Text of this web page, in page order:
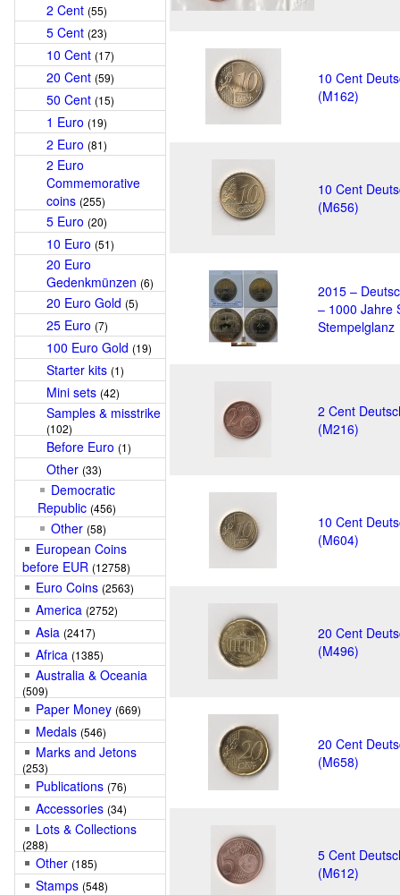
2 Cent (55)
5 Cent (23)
10 Cent (17)
20 Cent (59)
50 Cent (15)
1 Euro (19)
2 Euro (81)
2 Euro
Commemorative
coins (255)
5 Euro (20)
10 Euro (51)
20 Euro
Gedenkmünzen (6)
20 Euro Gold (5)
25 Euro (7)
100 Euro Gold (19)
Starter kits (1)
Mini sets (42)
Samples & misstrike
(102)
Before Euro (1)
Other (33)
Democratic
Republic (456)
Other (58)
European Coins
before EUR (12758)
Euro Coins (2563)
America (2752)
Asia (2417)
Africa (1385)
Australia & Oceania
(509)
Paper Money (669)
Medals (546)
Marks and Jetons
(253)
Publications (76)
Accessories (34)
Lots & Collections
(288)
Other (185)
Stamps (548)
10 Cent
(M162)
10 Cent
(M656)
2015 –
– 1000 Jahre
Stempelglanz
2 Cent
(M216)
10 Cent
(M604)
20 Cent
(M496)
20 Cent
(M658)
5 Cent
(M612)